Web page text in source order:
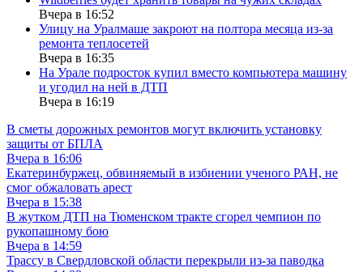
Вчера в 16:52
Улицу на Уралмаше закроют на полтора месяца из-за
ремонта теплосетей
Вчера в 16:35
На Урале подросток купил вместо компьютера машину
и угодил на ней в ДТП
Вчера в 16:19
В сметы дорожных ремонтов могут включить установку
защиты от БПЛА
Вчера в 16:06
Екатеринбуржец, обвиняемый в избиении ученого РАН, не
смог обжаловать арест
Вчера в 15:38
В жутком ДТП на Тюменском тракте сгорел чемпион по
рукопашному бою
Вчера в 14:59
Трассу в Свердловской области перекрыли из-за паводка